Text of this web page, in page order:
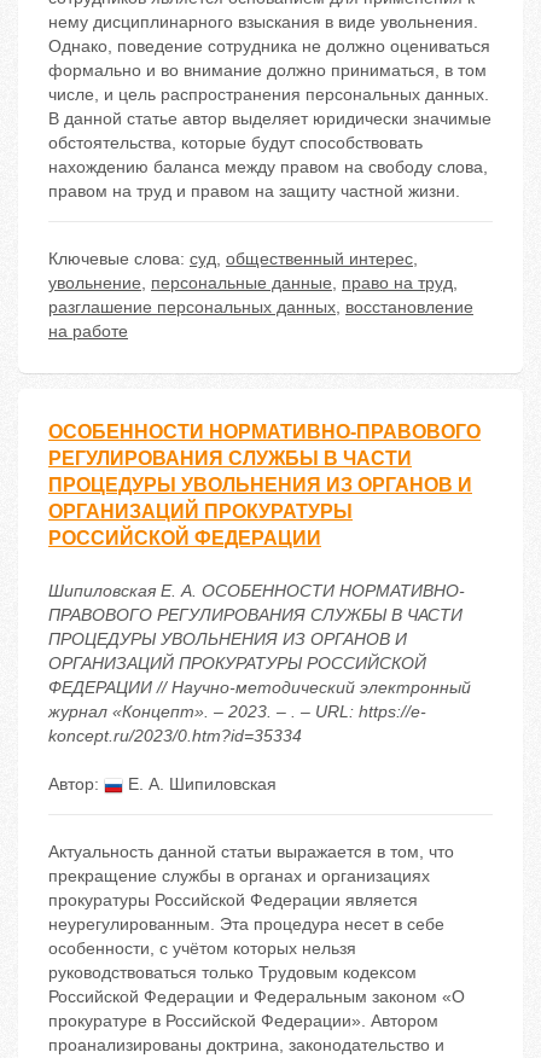
нему дисциплинарного взыскания в виде увольнения.
Однако, поведение сотрудника не должно оцениваться
формально и во внимание должно приниматься, в том
числе, и цель распространения персональных данных.
В данной статье автор выделяет юридически значимые
обстоятельства, которые будут способствовать
нахождению баланса между правом на свободу слова,
правом на труд и правом на защиту частной жизни.
Ключевые слова: суд, общественный интерес,
увольнение, персональные данные, право на труд,
разглашение персональных данных, восстановление
на работе
ОСОБЕННОСТИ НОРМАТИВНО-ПРАВОВОГО
РЕГУЛИРОВАНИЯ СЛУЖБЫ В ЧАСТИ
ПРОЦЕДУРЫ УВОЛЬНЕНИЯ ИЗ ОРГАНОВ И
ОРГАНИЗАЦИЙ ПРОКУРАТУРЫ
РОССИЙСКОЙ ФЕДЕРАЦИИ
Шипиловская Е. А. ОСОБЕННОСТИ НОРМАТИВНО-
ПРАВОВОГО РЕГУЛИРОВАНИЯ СЛУЖБЫ В ЧАСТИ
ПРОЦЕДУРЫ УВОЛЬНЕНИЯ ИЗ ОРГАНОВ И
ОРГАНИЗАЦИЙ ПРОКУРАТУРЫ РОССИЙСКОЙ
ФЕДЕРАЦИИ // Научно-методический электронный
журнал «Концепт». – 2023. – . – URL: https://e-
koncept.ru/2023/0.htm?id=35334
Автор: Е. А. Шипиловская
Актуальность данной статьи выражается в том, что
прекращение службы в органах и организациях
прокуратуры Российской Федерации является
неурегулированным. Эта процедура несет в себе
особенности, с учётом которых нельзя
руководствоваться только Трудовым кодексом
Российской Федерации и Федеральным законом «О
прокуратуре в Российской Федерации». Автором
проанализированы доктрина, законодательство и